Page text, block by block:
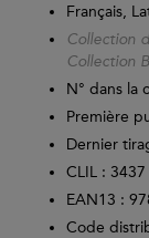
Français,
Collection
Collection
N° dans la
Première
Dernier
CLIL : 3437
EAN13 :
Code